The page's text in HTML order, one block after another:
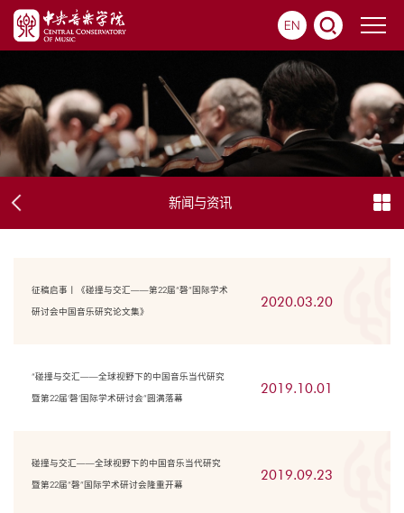
EN
新闻与资讯
征稿启事丨《碰撞与交汇——第22届“磬”国际学术
研讨会中国音乐研究论文集》
2020.03.20
“碰撞与交汇——全球视野下的中国音乐当代研究
暨第22届‘磬’国际学术研讨会”圆满落幕
2019.10.01
碰撞与交汇——全球视野下的中国音乐当代研究
暨第22届“磬”国际学术研讨会隆重开幕
2019.09.23